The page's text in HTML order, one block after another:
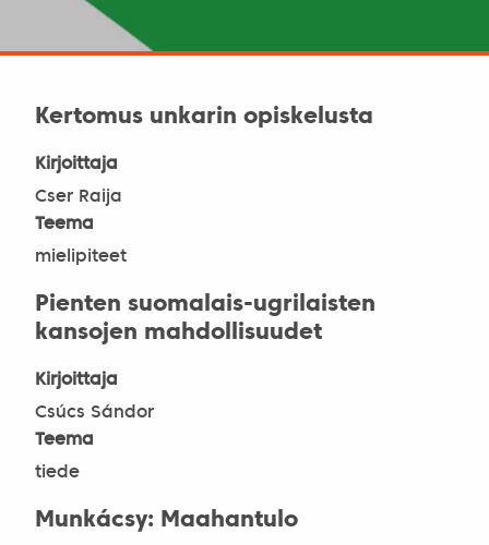
Kertomus unkarin opiskelusta
Kirjoittaja
Cser Raija
Teema
mielipiteet
Pienten suomalais-ugrilaisten
kansojen mahdollisuudet
Kirjoittaja
Csúcs Sándor
Teema
tiede
Munkácsy: Maahantulo